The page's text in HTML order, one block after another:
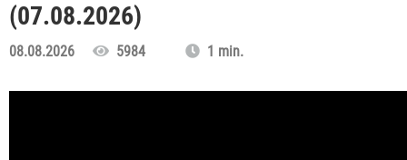
(07.08.2026)
08.08.2026 5984 1 min.